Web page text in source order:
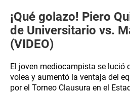
¡Qué golazo! Piero
de Universitario vs.
(VIDEO)
El joven mediocampista se lució
volea y aumentó la ventaja del
por el Torneo Clausura en el